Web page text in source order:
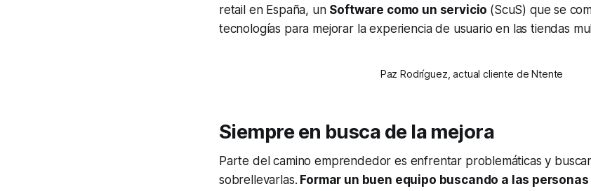
retail en España, un Software como un servicio (ScuS) que se
tecnologías para mejorar la experiencia de usuario en las tiendas
Paz Rodríguez, actual cliente de Ntente
Siempre en busca de la mejora
Parte del camino emprendedor es enfrentar problemáticas y
sobrellevarlas. Formar un buen equipo buscando a las